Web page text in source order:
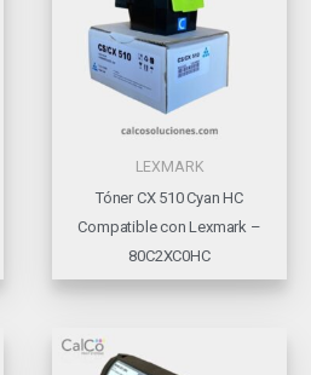
LEXMARK
Tóner CX 510 Cyan HC
Compatible con Lexmark –
80C2XC0HC